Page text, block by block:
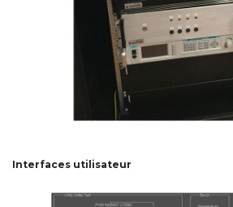
Interfaces utilisateur